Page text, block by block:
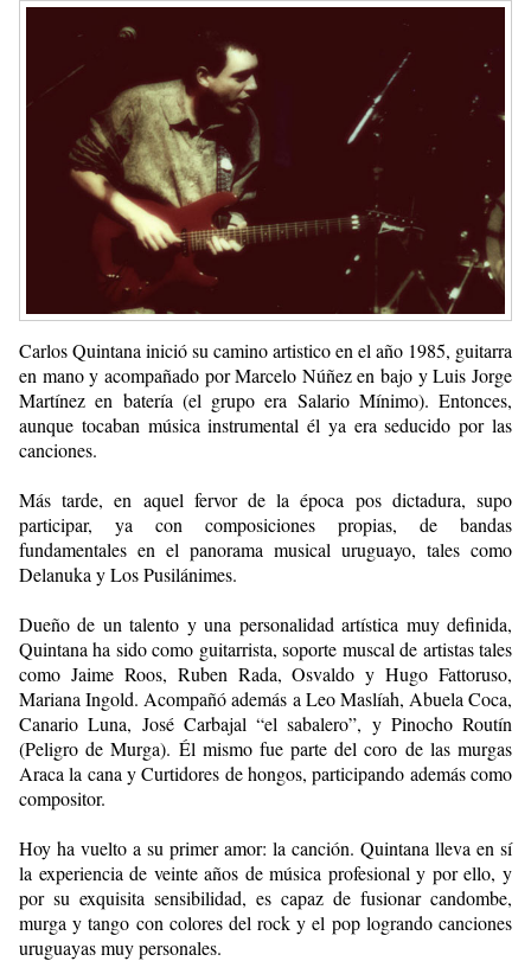
Carlos Quintana inició su camino artistico en el año 1985, guitarra
en mano y acompañado por Marcelo Núñez en bajo y Luis Jorge
Martínez en batería (el grupo era Salario Mínimo). Entonces,
aunque tocaban música instrumental él ya era seducido por las
canciones.
Más tarde, en aquel fervor de la época pos dictadura, supo
participar, ya con composiciones propias, de bandas
fundamentales en el panorama musical uruguayo, tales como
Delanuka y Los Pusilánimes.
Dueño de un talento y una personalidad artística muy definida,
Quintana ha sido como guitarrista, soporte muscal de artistas tales
como Jaime Roos, Ruben Rada, Osvaldo y Hugo Fattoruso,
Mariana Ingold. Acompañó además a Leo Maslíah, Abuela Coca,
Canario Luna, José Carbajal “el sabalero”, y Pinocho Routín
(Peligro de Murga). Él mismo fue parte del coro de las murgas
Araca la cana y Curtidores de hongos, participando además como
compositor.
Hoy ha vuelto a su primer amor: la canción. Quintana lleva en sí
la experiencia de veinte años de música profesional y por ello, y
por su exquisita sensibilidad, es capaz de fusionar candombe,
murga y tango con colores del rock y el pop logrando canciones
uruguayas muy personales.